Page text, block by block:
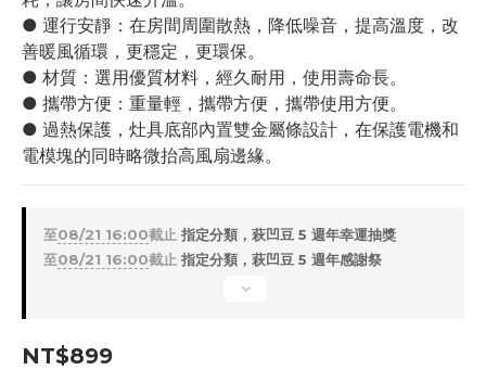
● 運行安靜：在房間周圍散熱，降低噪音，提高溫度，改
善暖風循環，更穩定，更環保。
● 材質：選用優質材料，經久耐用，使用壽命長。
● 攜帶方便：重量輕，攜帶方便，攜帶使用方便。
● 過熱保護，灶具底部內置雙金屬條設計，在保護電機和
電模塊的同時略微抬高風扇邊緣。
至08/21 16:00截止 指定分類，萩凹豆 5 週年幸運抽獎
至08/21 16:00截止 指定分類，萩凹豆 5 週年感謝祭
NT$899